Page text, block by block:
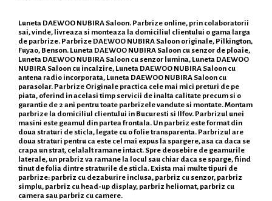
Luneta DAEWOO NUBIRA Saloon. Parbrize online, prin colaboratorii
sai, vinde, livreaza si monteaza la domiciliul clientului o gama larga
de parbrize. Parbrize DAEWOO NUBIRA Saloon originale, Pilkington,
Fuyao, Benson. Luneta DAEWOO NUBIRA Saloon cu senzor de ploaie,
Luneta DAEWOO NUBIRA Saloon cu senzor lumina, Luneta DAEWOO
NUBIRA Saloon cu incalzire, Luneta DAEWOO NUBIRA Saloon cu
antena radio incorporata, Luneta DAEWOO NUBIRA Saloon cu
parasolar. Parbrize Originale practica cele mai mici preturi de pe
piata, oferind in acelasi timp servicii de inalta calitate precum si o
garantie de 2 ani pentru toate parbrizele vandute si montate. Montam
parbrize la domiciliul clientului in Bucuresti si Ilfov. Parbrizul unei
masini este geamul din partea frontala. Un parbriz este format din
doua straturi de sticla, legate cu o folie transparenta. Parbrizul are
doua straturi pentru ca este cel mai expus la spargere, asa ca daca se
crapa un strat, celalalt ramane intact. Spre deosebire de geamurile
laterale, un prabriz va ramane la locul sau chiar daca se sparge, fiind
tinut de folia dintre straturile de sticla. Exista mai multe tipuri de
parbrize: parbriz cu dezaburire inclusa, parbriz cu senzor, parbriz
simplu, parbriz cu head-up display, parbriz heliomat, parbriz cu
camera sau parbriz cu camere.